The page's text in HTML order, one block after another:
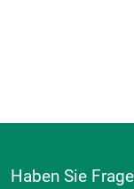
Haben Sie